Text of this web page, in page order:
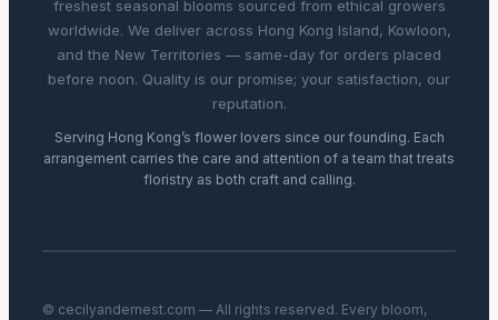
freshest seasonal blooms sourced from ethical growers
worldwide. We deliver across Hong Kong Island, Kowloon,
and the New Territories — same-day for orders placed
before noon. Quality is our promise; your satisfaction, our
reputation.
Serving Hong Kong’s flower lovers since our founding. Each
arrangement carries the care and attention of a team that treats
floristry as both craft and calling.
© cecilyandernest.com — All rights reserved. Every bloom,